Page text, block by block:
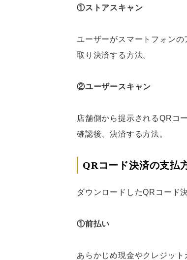
①ストアスキャン
ユーザーがスマートフォン
取り決済する方法。
②ユーザースキャン
店舗側から提示されるQRコ
確認後、決済する方法。
QRコード決済の支払
ダウンロードしたQRコード
①前払い
あらかじめ現金やクレジッ